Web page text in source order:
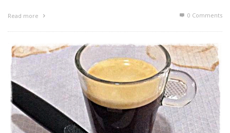
Read more 0 Comments